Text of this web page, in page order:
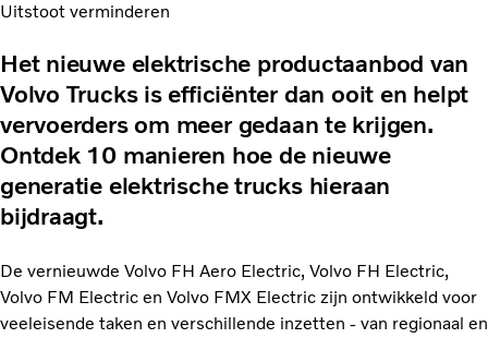
Uitstoot verminderen
Het nieuwe elektrische productaanbod van
Volvo Trucks is efficiënter dan ooit en helpt
vervoerders om meer gedaan te krijgen.
Ontdek 10 manieren hoe de nieuwe
generatie elektrische trucks hieraan
bijdraagt.
De vernieuwde Volvo FH Aero Electric, Volvo FH Electric,
Volvo FM Electric en Volvo FMX Electric zijn ontwikkeld voor
veeleisende taken en verschillende inzetten - van regionaal en